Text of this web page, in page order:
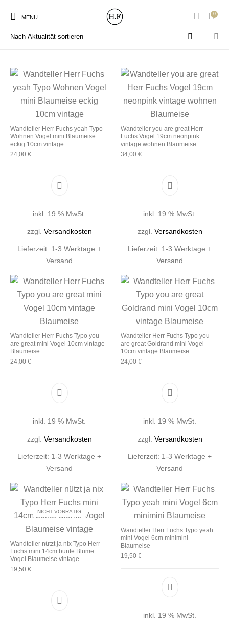
MENU
0
New Products On Sale! Wandteller Geschirrtücher
Gutscheine Magneten
Mützen / Beanies und
Patches
Start / Produkte verschlagwortet mit „Blaumeise“
Wandteller Herr Fuchs yeah Typo
Wohnen Vogel mini Blaumeise
eckig 10cm vintage
24,00 €
inkl. 19 % MwSt.
zzgl. Versandkosten
Lieferzeit: 1-3 Werktage +
Versand
Wandteller you are great Herr
Fuchs Vogel 19cm neonpink
vintage wohnen Blaumeise
34,00 €
inkl. 19 % MwSt.
zzgl. Versandkosten
Lieferzeit: 1-3 Werktage +
Versand
Wandteller Herr Fuchs Typo you
are great mini Vogel 10cm vintage
Blaumeise
24,00 €
inkl. 19 % MwSt.
zzgl. Versandkosten
Lieferzeit: 1-3 Werktage +
Versand
Wandteller Herr Fuchs Typo you
are great Goldrand mini Vogel
10cm vintage Blaumeise
24,00 €
inkl. 19 % MwSt.
zzgl. Versandkosten
Lieferzeit: 1-3 Werktage +
Versand
NICHT VORRÄTIG
Wandteller nützt ja nix Typo Herr
Fuchs mini 14cm bunte Blume
Vogel Blaumeise vintage
19,50 €
Wandteller Herr Fuchs Typo yeah
mini Vogel 6cm minimini
Blaumeise
19,50 €
inkl. 19 % MwSt.